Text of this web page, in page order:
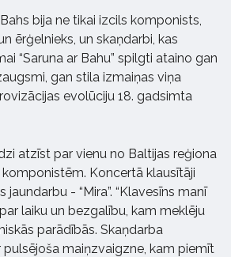
bija ne tikai izcils komponists,
ērģelnieks, un skaņdarbi, kas
“Saruna ar Bahu” spilgti ataino gan
gan stila izmaiņas viņa
evolūciju 18. gadsimta
atzīst par vienu no Baltijas reģiona
Koncertā klausītāji
- “Mira”. “Klavesīns manī
laiku un bezgalību, kam meklēju
parādībās. Skaņdarba
pulsējoša maiņzvaigzne, kam piemīt